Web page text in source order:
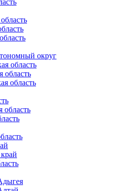
округ
область
область
область
область